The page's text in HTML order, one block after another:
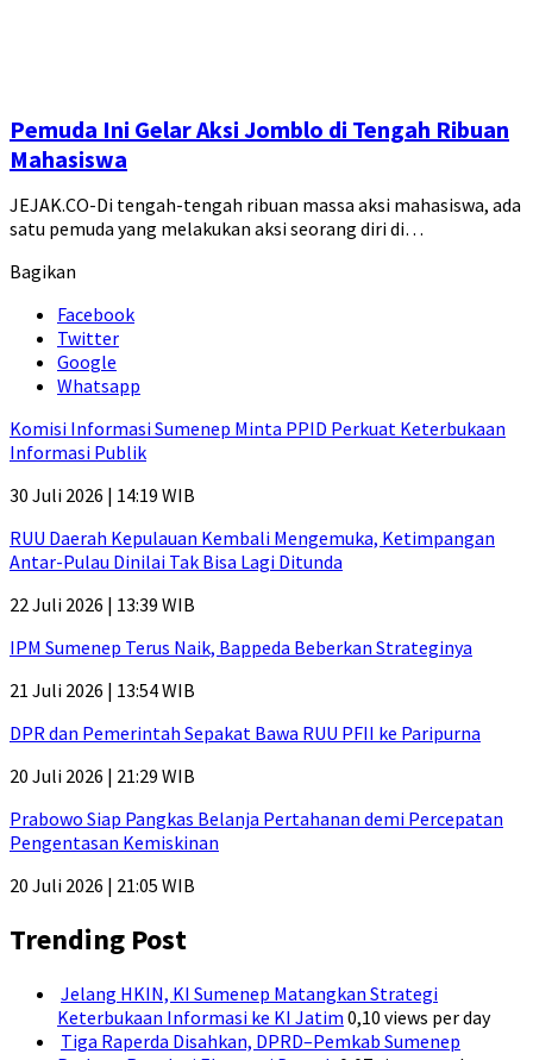
Pemuda Ini Gelar Aksi Jomblo di Tengah Ribuan
Mahasiswa
JEJAK.CO-Di tengah-tengah ribuan massa aksi mahasiswa, ada
satu pemuda yang melakukan aksi seorang diri di…
Bagikan
Facebook
Twitter
Google
Whatsapp
Komisi Informasi Sumenep Minta PPID Perkuat Keterbukaan
Informasi Publik
30 Juli 2026 | 14:19 WIB
RUU Daerah Kepulauan Kembali Mengemuka, Ketimpangan
Antar-Pulau Dinilai Tak Bisa Lagi Ditunda
22 Juli 2026 | 13:39 WIB
IPM Sumenep Terus Naik, Bappeda Beberkan Strateginya
21 Juli 2026 | 13:54 WIB
DPR dan Pemerintah Sepakat Bawa RUU PFII ke Paripurna
20 Juli 2026 | 21:29 WIB
Prabowo Siap Pangkas Belanja Pertahanan demi Percepatan
Pengentasan Kemiskinan
20 Juli 2026 | 21:05 WIB
Trending Post
Jelang HKIN, KI Sumenep Matangkan Strategi
Keterbukaan Informasi ke KI Jatim 0,10 views per day
Tiga Raperda Disahkan, DPRD–Pemkab Sumenep